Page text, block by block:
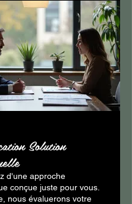
Solution
d'une approche
conçue juste pour vous.
nous évaluerons votre